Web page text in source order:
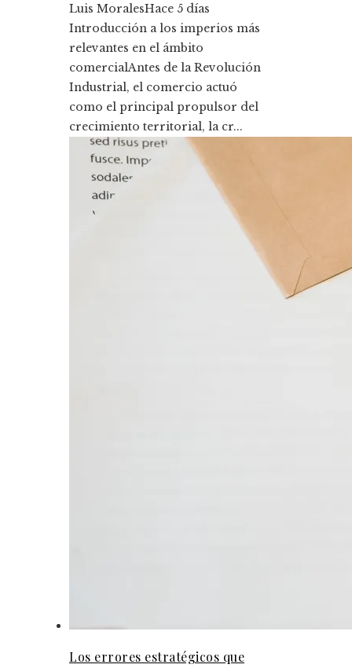
Luis MoralesHace 5 días
Introducción a los imperios más
relevantes en el ámbito
comercialAntes de la Revolución
Industrial, el comercio actuó
como el principal propulsor del
crecimiento territorial, la cr...
Los errores estratégicos que